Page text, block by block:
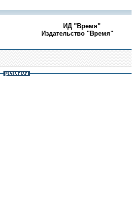
ИД "Время"
Издательство "Время"